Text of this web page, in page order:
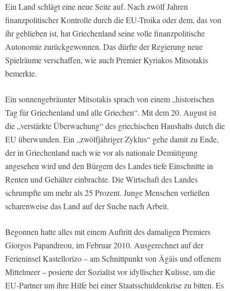
Ein Land schlägt eine neue Seite auf. Nach zwölf Jahren
finanzpolitischer Kontrolle durch die EU-Troika oder dem, das von
ihr geblieben ist, hat Griechenland seine volle finanzpolitische
Autonomie zurückgewonnen. Das dürfte der Regierung neue
Spielräume verschaffen, wie auch Premier Kyriakos Mitsotakis
bemerkte.
Ein sonnengebräunter Mitsotakis sprach von einem „historischen
Tag für Griechenland und alle Griechen“. Mit dem 20. August ist
die „verstärkte Überwachung“ des griechischen Haushalts durch die
EU überwunden. Ein „zwölfjähriger Zyklus“ gehe damit zu Ende,
der in Griechenland nach wie vor als nationale Demütigung
angesehen wird und den Bürgern des Landes tiefe Einschnitte in
Renten und Gehälter einbrachte. Die Wirtschaft des Landes
schrumpfte um mehr als 25 Prozent. Junge Menschen verließen
scharenweise das Land auf der Suche nach Arbeit.
Begonnen hatte alles mit einem Auftritt des damaligen Premiers
Giorgos Papandreou, im Februar 2010. Ausgerechnet auf der
Ferieninsel Kastellorizo – am Schnittpunkt von Ägäis und offenem
Mittelmeer – posierte der Sozialist vor idyllischer Kulisse, um die
EU-Partner um ihre Hilfe bei einer Staatsschuldenkrise zu bitten. Es